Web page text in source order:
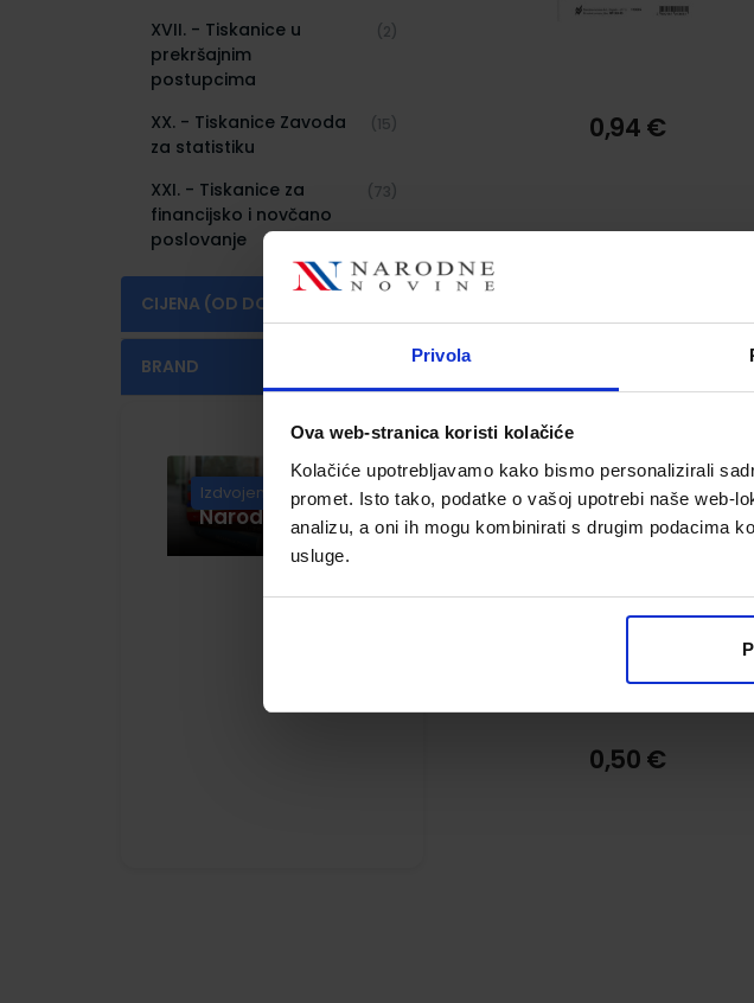
Privola
Ova web-stranica koristi kolačiće
Kolačiće upotrebljavamo kako bismo personalizirali
promet. Isto tako, podatke o vašoj upotrebi naše web-
analizu, a oni ih mogu kombinirati s drugim podacima
usluge.
XVII. - Tiskanice u
prekršajnim
postupcima
(2)
XX. - Tiskanice Zavoda
za statistiku
(15)
XXI. - Tiskanice za
financijsko i novčano
poslovanje
(73)
CIJENA (OD DO)
BRAND
NARODNE NOVINE-UT (34)
NN ZAŠTIĆENI OBRASCI (1)
Knjige u izdanju
Narodnih novina
Izdvojeno
0,94 €
Blok 50 listova, 8 x 14,5 cm
0,50 €